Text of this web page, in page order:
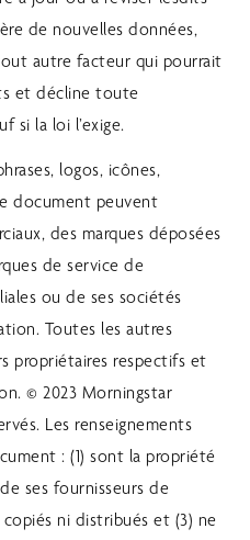
de nouvelles données,
autre facteur qui pourrait
et décline toute
si la loi l’exige.
logos, icônes,
document peuvent
des marques déposées
de service de
ou de ses sociétés
Toutes les autres
propriétaires respectifs et
© 2023 Morningstar
Les renseignements
: (1) sont la propriété
ses fournisseurs de
ni distribués et (3) ne